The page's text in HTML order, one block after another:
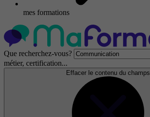
mes formations
Que recherchez-vous?
métier, certification...
Effacer le contenu du champs